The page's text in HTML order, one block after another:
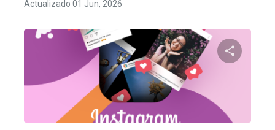
Actualizado 01 Jun, 2026